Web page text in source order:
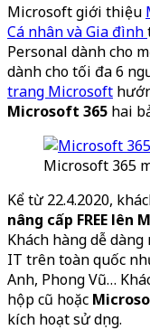
Microsoft giới thiệu
Cá nhân và Gia đình
Personal dành cho
dành cho tối đa 6
trang Microsoft
Microsoft 365 hai
Microsoft 365
Kể từ 22.4.2020,
nâng cấp FREE
Khách hàng dễ dàng
IT trên toàn quốc
Anh, Phong Vũ…
hộp cũ hoặc
kích hoạt sử dụng.